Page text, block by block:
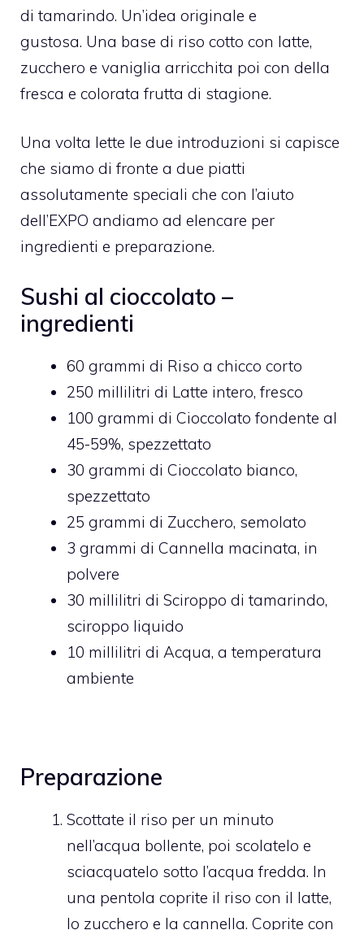
di tamarindo. Un’idea originale e
gustosa. Una base di riso cotto con latte,
zucchero e vaniglia arricchita poi con della
fresca e colorata frutta di stagione.
Una volta lette le due introduzioni si capisce
che siamo di fronte a due piatti
assolutamente speciali che con l’aiuto
dell’EXPO andiamo ad elencare per
ingredienti e preparazione.
Sushi al cioccolato –
ingredienti
60 grammi di Riso a chicco corto
250 millilitri di Latte intero, fresco
100 grammi di Cioccolato fondente al
45-59%, spezzettato
30 grammi di Cioccolato bianco,
spezzettato
25 grammi di Zucchero, semolato
3 grammi di Cannella macinata, in
polvere
30 millilitri di Sciroppo di tamarindo,
sciroppo liquido
10 millilitri di Acqua, a temperatura
ambiente
Preparazione
Scottate il riso per un minuto
nell’acqua bollente, poi scolatelo e
sciacquatelo sotto l’acqua fredda. In
una pentola coprite il riso con il latte,
lo zucchero e la cannella. Coprite con